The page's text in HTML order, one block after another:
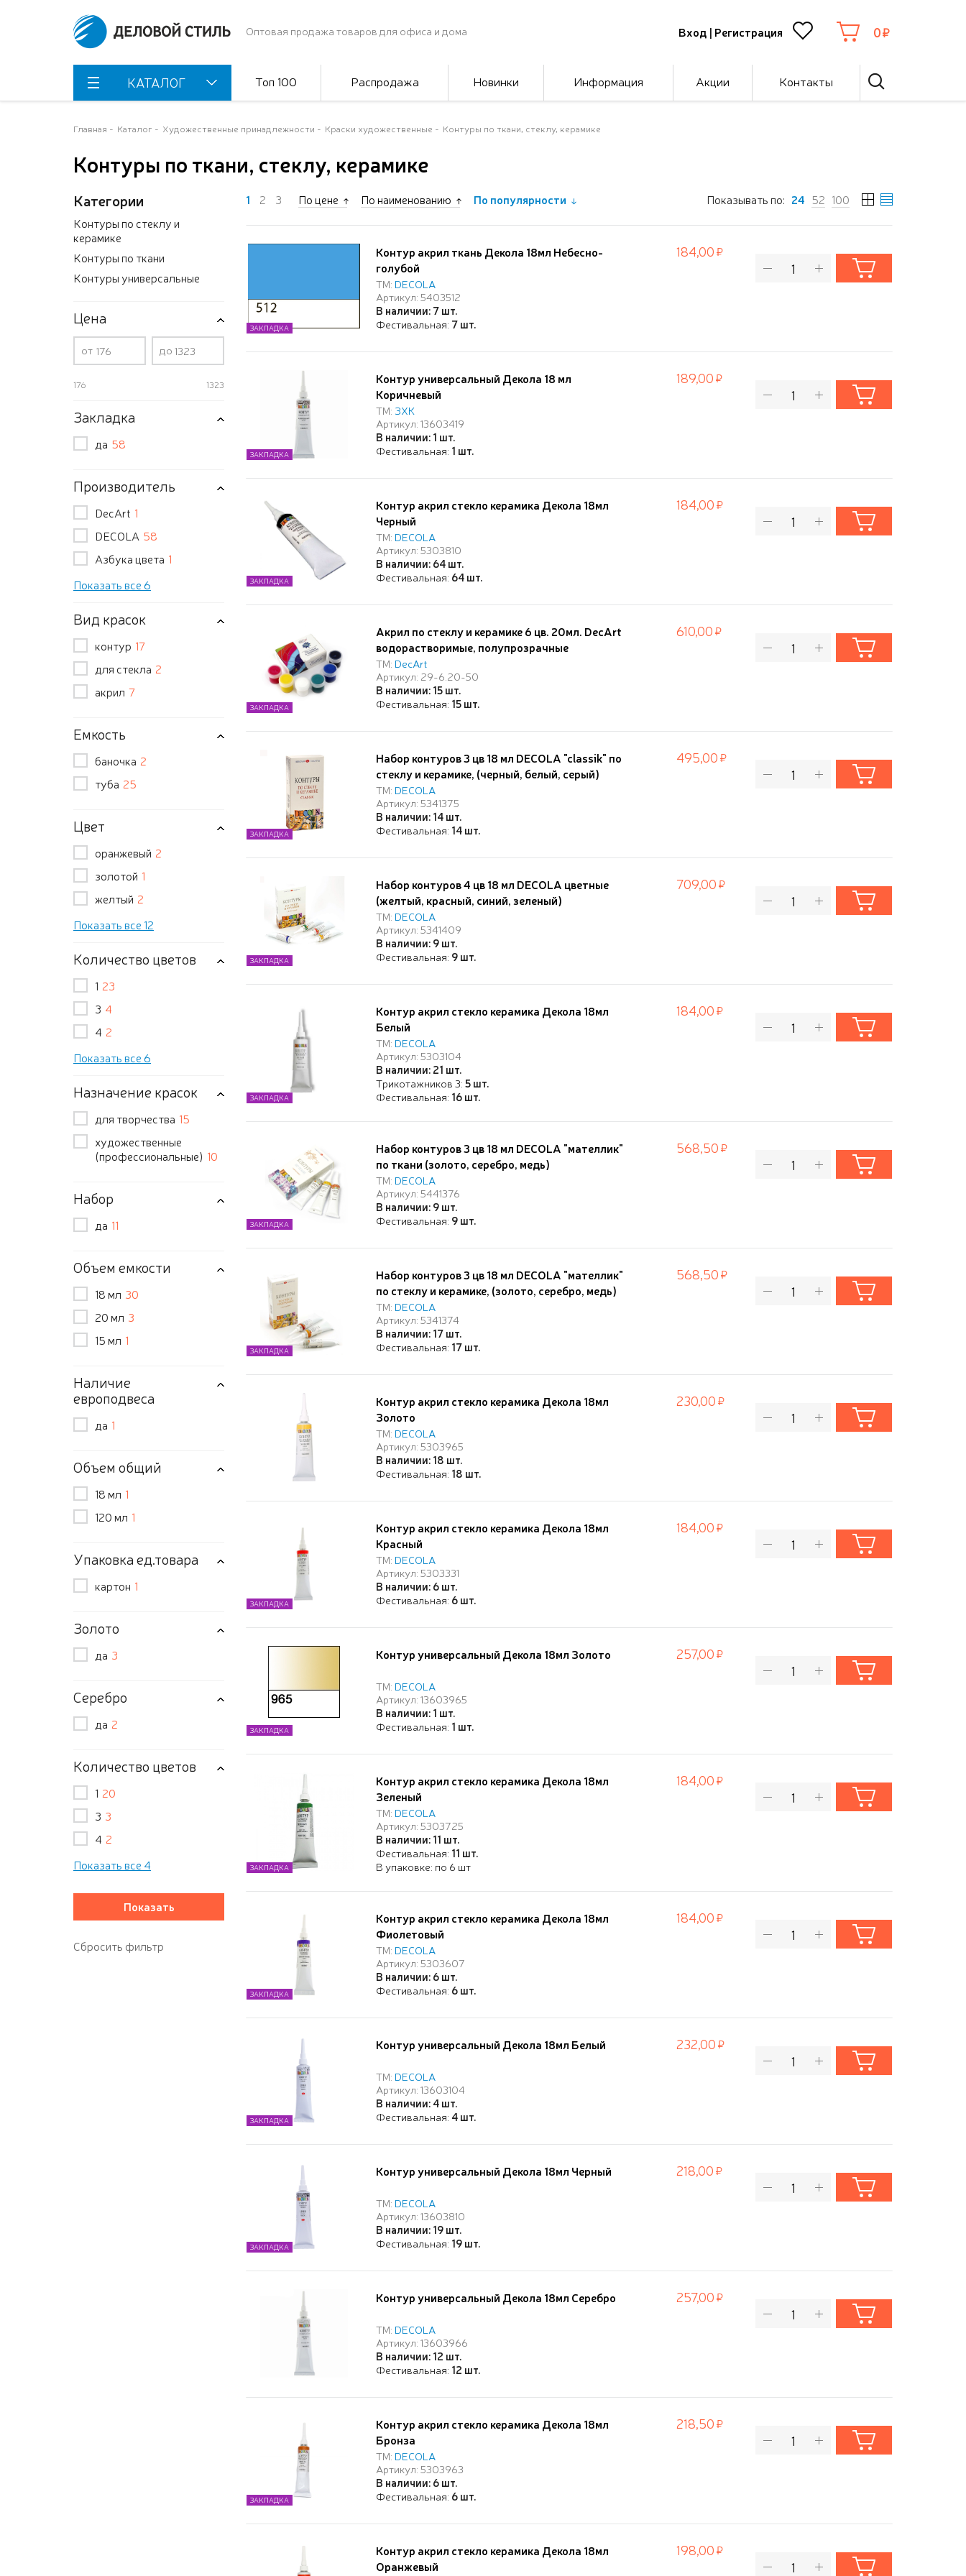
Оптовая продажа товаров для офиса и дома Вход | Регистрация 0
КАТАЛОГ Топ 100 Распродажа Новинки Информация Акции Контакты
Главная Каталог Художественные принадлежности Краски художественные Контуры по ткани, стеклу, керамике
Контуры по ткани, стеклу, керамике
Категории
Контуры по стеклу и
керамике
Контуры по ткани
Контуры универсальные
Цена
от до
176 1323
Закладка
да 58
Производитель
DecArt 1
DECOLA 58
Азбука цвета 1
Показать все 6
Вид красок
контур 17
для стекла 2
акрил 7
Емкость
баночка 2
туба 25
Цвет
оранжевый 2
золотой 1
желтый 2
Показать все 12
Количество цветов
1 23
3 4
4 2
Показать все 6
Назначение красок
для творчества 15
художественные
(профессиональные) 10
Набор
да 11
Объем емкости
18 мл 30
20 мл 3
15 мл 1
Наличие
европодвеса
да 1
Объем общий
18 мл 1
120 мл 1
Упаковка ед.товара
картон 1
Золото
да 3
Серебро
да 2
Количество цветов
1 20
3 3
4 2
Показать все 4
1 2 3 По цене По наименованию По популярности Показывать по: 24 52 100
Контур акрил ткань Декола 18мл Небесно-
голубой
ТМ: DECOLA
Артикул: 5403512
В наличии: 7 шт.
Фестивальная: 7 шт.
ЗАКЛАДКА
184,00
Контур универсальный Декола 18 мл
Коричневый
ТМ: ЗХК
Артикул: 13603419
В наличии: 1 шт.
Фестивальная: 1 шт.
ЗАКЛАДКА
189,00
Контур акрил стекло керамика Декола 18мл
Черный
ТМ: DECOLA
Артикул: 5303810
В наличии: 64 шт.
Фестивальная: 64 шт.
ЗАКЛАДКА
184,00
Акрил по стеклу и керамике 6 цв. 20мл. DecArt
водорастворимые, полупрозрачные
ТМ: DecArt
Артикул: 29-6.20-50
В наличии: 15 шт.
Фестивальная: 15 шт.
ЗАКЛАДКА
610,00
Набор контуров 3 цв 18 мл DECOLA "classik" по
стеклу и керамике, (черный, белый, серый)
ТМ: DECOLA
Артикул: 5341375
В наличии: 14 шт.
Фестивальная: 14 шт.
ЗАКЛАДКА
495,00
Набор контуров 4 цв 18 мл DECOLA цветные
(желтый, красный, синий, зеленый)
ТМ: DECOLA
Артикул: 5341409
В наличии: 9 шт.
Фестивальная: 9 шт.
ЗАКЛАДКА
709,00
Контур акрил стекло керамика Декола 18мл
Белый
ТМ: DECOLA
Артикул: 5303104
В наличии: 21 шт.
Трикотажников 3:5 шт.
Фестивальная: 16 шт.
ЗАКЛАДКА
184,00
Набор контуров 3 цв 18 мл DECOLA "мателлик"
по ткани (золото, серебро, медь)
ТМ: DECOLA
Артикул: 5441376
В наличии: 9 шт.
Фестивальная: 9 шт.
ЗАКЛАДКА
568,50
Набор контуров 3 цв 18 мл DECOLA "мателлик"
по стеклу и керамике, (золото, серебро, медь)
ТМ: DECOLA
Артикул: 5341374
В наличии: 17 шт.
Фестивальная: 17 шт.
ЗАКЛАДКА
568,50
Контур акрил стекло керамика Декола 18мл
Золото
ТМ: DECOLA
Артикул: 5303965
В наличии: 18 шт.
Фестивальная: 18 шт.
230,00
Контур акрил стекло керамика Декола 18мл
Красный
ТМ: DECOLA
Артикул: 5303331
В наличии: 6 шт.
Фестивальная: 6 шт.
ЗАКЛАДКА
184,00
Контур универсальный Декола 18мл Золото
ТМ: DECOLA
Артикул: 13603965
В наличии: 1 шт.
Фестивальная: 1 шт.
ЗАКЛАДКА
257,00
Контур акрил стекло керамика Декола 18мл
Зеленый
ТМ: DECOLA
Артикул: 5303725
В наличии: 11 шт.
Фестивальная: 11 шт.
В упаковке: по 6 шт
ЗАКЛАДКА
184,00
Контур акрил стекло керамика Декола 18мл
Фиолетовый
ТМ: DECOLA
Артикул: 5303607
В наличии: 6 шт.
Фестивальная: 6 шт.
ЗАКЛАДКА
184,00
Контур универсальный Декола 18мл Белый
ТМ: DECOLA
Артикул: 13603104
В наличии: 4 шт.
Фестивальная: 4 шт.
ЗАКЛАДКА
232,00
Контур универсальный Декола 18мл Черный
ТМ: DECOLA
Артикул: 13603810
В наличии: 19 шт.
Фестивальная: 19 шт.
ЗАКЛАДКА
218,00
Контур универсальный Декола 18мл Серебро
ТМ: DECOLA
Артикул: 13603966
В наличии: 12 шт.
Фестивальная: 12 шт.
257,00
Контур акрил стекло керамика Декола 18мл
Бронза
ТМ: DECOLA
Артикул: 5303963
В наличии: 6 шт.
Фестивальная: 6 шт.
ЗАКЛАДКА
218,50
Контур акрил стекло керамика Декола 18мл
Оранжевый
198,00